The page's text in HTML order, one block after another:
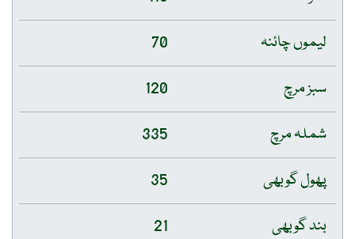
لیموں چائنہ
70
سبز مرچ
120
شملہ مرچ
335
پھول گوبھی
35
بند گوبھی
21